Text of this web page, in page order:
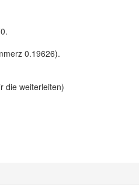
0.19626).
die weiterleiten)